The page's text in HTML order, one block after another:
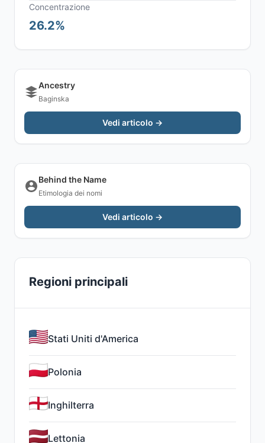
Concentrazione
26.2%
Ancestry
Baginska
Vedi articolo →
Behind the Name
Etimologia dei nomi
Vedi articolo →
Regioni principali
Stati Uniti d'America
Polonia
Inghilterra
Lettonia